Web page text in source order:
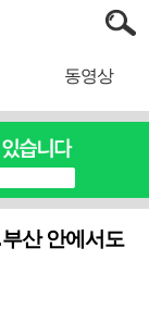
동영상
산 안에서도